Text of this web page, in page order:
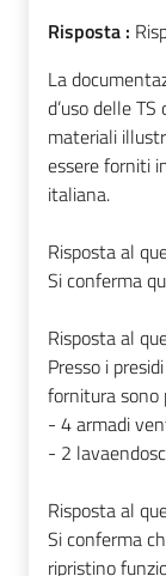
Risposta :
La
d’uso delle
materiali
essere forniti
italiana.
Risposta al
Si conferma
Risposta al
Presso i
fornitura sono
- 4 armadi
- 2
Risposta al
Si conferma
ripristino